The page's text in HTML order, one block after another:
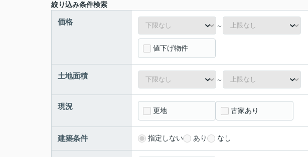
絞り込み条件検索
価格 ～
値下げ物件
土地面積 ～
現況 更地 古家あり
建築条件 指定しない あり なし